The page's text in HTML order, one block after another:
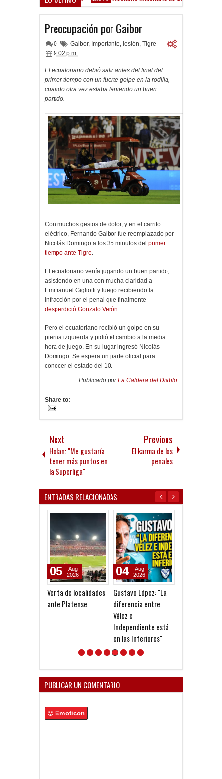
Preocupación por Gaibor
0 Gaibor, Importante, lesión, Tigre
9:02 p.m.
El ecuatoriano debió salir antes del final del
primer tiempo con un fuerte golpe en la rodilla,
cuando otra vez estaba teniendo un buen
partido.
Con muchos gestos de dolor, y en el carrito
eléctrico, Fernando Gaibor fue reemplazado por
Nicolás Domingo a los 35 minutos del primer
tiempo ante Tigre.
El ecuatoriano venía jugando un buen partido,
asistiendo en una con mucha claridad a
Emmanuel Gigliotti y luego recibiendo la
infracción por el penal que finalmente
desperdició Gonzalo Verón.
Pero el ecuatoriano recibió un golpe en su
pierna izquierda y pidió el cambio a la media
hora de juego. En su lugar ingresó Nicolás
Domingo. Se espera un parte oficial para
conocer el estado del 10.
Publicado porLa Caldera del Diablo
Share to:
Next
Holan: "Me gustaría
tener más puntos en
la Superliga"
Previous
El karma de los
penales
ENTRADAS RELACIONADAS
Venta de localidades
ante Platense
05
Aug
2026
Gustavo López: "La
diferencia entre
Vélez e
Independiente está
en las Inferiores"
04
Aug
2026
PUBLICAR UN COMENTARIO
Emoticon